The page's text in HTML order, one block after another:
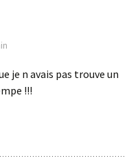
je n avais pas trouve un
!!!